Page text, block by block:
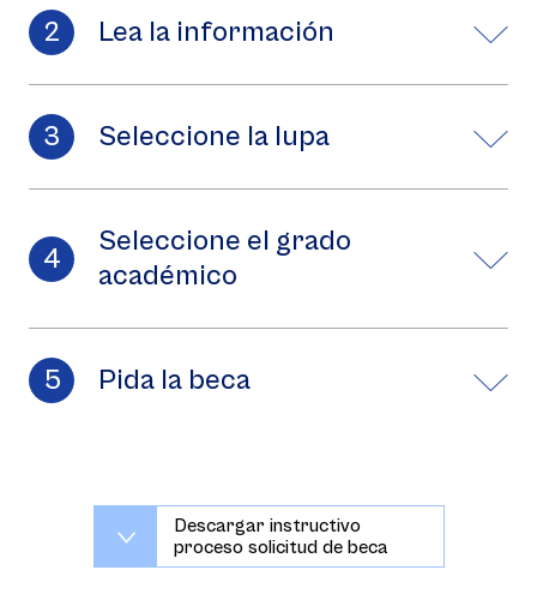
Lea la información
Seleccione la lupa
Seleccione el grado
académico
Pida la beca
Descargar instructivo
proceso solicitud de beca